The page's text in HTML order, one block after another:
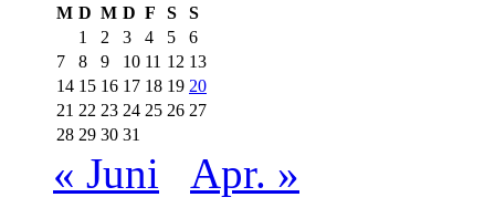
M D M D F S
S
1
2 3 4 5
6
7
8 9 10 11 12 13
14 15 16 17 18 19 20
21 22 23 24 25 26 27
28 29 30 31
« Juni Apr. »